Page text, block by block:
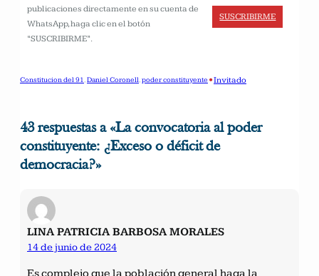
publicaciones directamente en su cuenta de
WhatsApp, haga clic en el botón
“SUSCRIBIRME”.
SUSCRIBIRME
Constitucion del 91, Daniel Coronell, poder constituyente •Invitado
43 respuestas a «La convocatoria al poder
constituyente: ¿Exceso o déficit de
democracia?»
LINA PATRICIA BARBOSA MORALES
14 de junio de 2024